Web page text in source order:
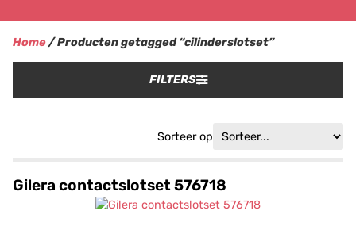
Home/ Producten getagged “cilinderslotset”
FILTERS
Sorteer op
Gilera contactslotset 576718